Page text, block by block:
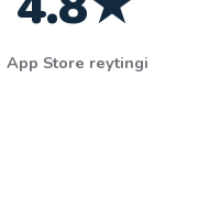
App Store reytingi